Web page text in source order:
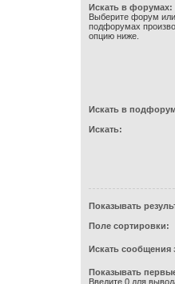
Искать в форумах:
Выберите форум
подфорумах
опцию ниже.
Искать в
Искать:
Показывать
Поле сортировки:
Искать сообщения
Показывать
Введите 0 для